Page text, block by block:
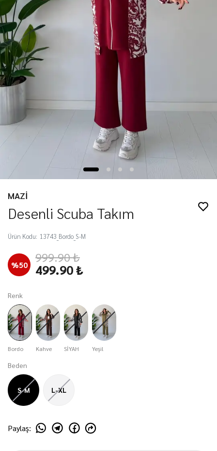
MAZİ
Desenli Scuba Takım
Ürün Kodu: 13743_Bordo_S-M
%50 999.90 ₺
499.90 ₺
Renk
Bordo Kahve SİYAH Yeşil
Beden
S-M L-XL
Paylaş: